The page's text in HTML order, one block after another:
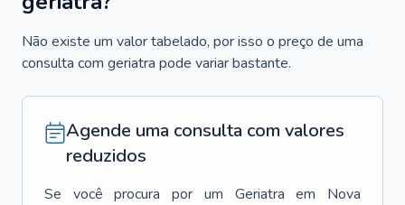
Não existe um valor tabelado, por isso o preço de uma
consulta com geriatra pode variar bastante.
Agende uma consulta com valores
reduzidos
Se você procura por um Geriatra em
Nova